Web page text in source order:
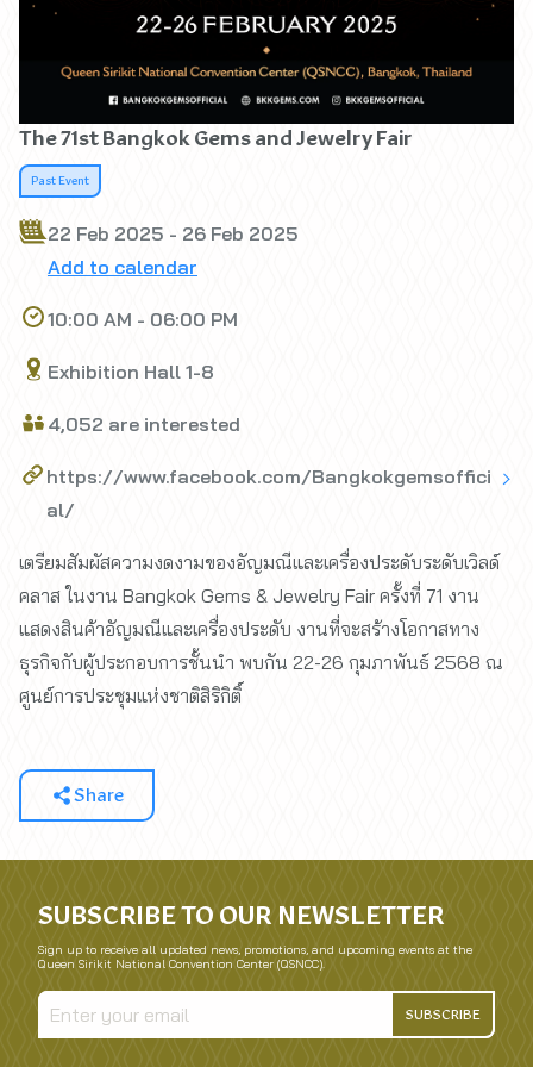
The 71st Bangkok Gems and Jewelry Fair
Past Event
22 Feb 2025 - 26 Feb 2025
Add to calendar
10:00 AM - 06:00 PM
Exhibition Hall 1-8
4,052 are interested
https://www.facebook.com/Bangkokgemsoffici
al/
เตรียมสัมผัสความงดงามของอัญมณีและเครื่องประดับระดับเวิลด์
คลาส ในงาน Bangkok Gems & Jewelry Fair ครั้งที่ 71 งาน
แสดงสินค้าอัญมณีและเครื่องประดับ งานที่จะสร้างโอกาสทาง
ธุรกิจกับผู้ประกอบการชั้นนำ พบกัน 22-26 กุมภาพันธ์ 2568 ณ
ศูนย์การประชุมแห่งชาติสิริกิติ์
Share
SUBSCRIBE TO OUR NEWSLETTER
Sign up to receive all updated news, promotions, and upcoming events at the
Queen Sirikit National Convention Center (QSNCC).
SUBSCRIBE